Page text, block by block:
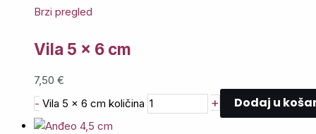
Brzi pregled
Vila 5 x 6 cm
7,50 €
- Vila 5 x 6 cm količina + Dodaj u